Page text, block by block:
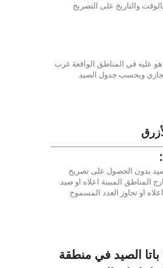
والتاريخ على التصريح
هو عليه في المناطق الواقعة غرب
وبحسب جدول الصيد
الصيد بدون الحصول على تصريح
المناطق المبينة اعلاه او صيد
او تجاوز العدد المسموح